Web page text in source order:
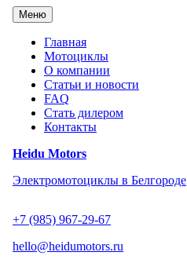
Перейти
содержанию
Heidu Motors
Электромотоциклы в Белгороде
+7 (985) 967-29-67
hello@heidumotors.ru
Меню
Главная
Мотоциклы
О компании
Статьи и новости
FAQ
Стать дилером
Контакты